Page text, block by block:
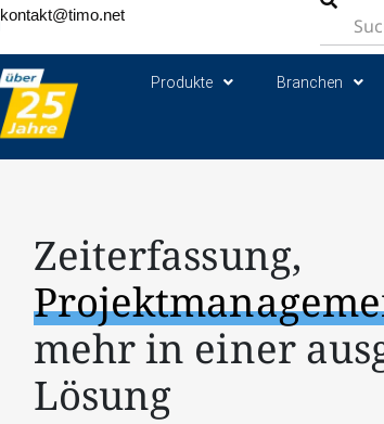
kontakt@timo.net
Produkte Branchen
Zeiterfassung,
mehr in einer
Lösung